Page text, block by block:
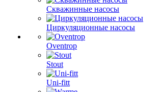
Скважинные насосы
Циркуляционные насосы
Oventrop
Stout
Uni-fitt